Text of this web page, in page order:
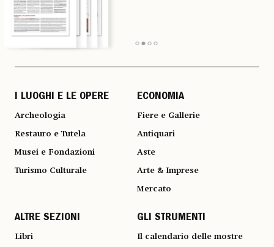
I LUOGHI E LE OPERE
Archeologia
Restauro e Tutela
Musei e Fondazioni
Turismo Culturale
ECONOMIA
Fiere e Gallerie
Antiquari
Aste
Arte & Imprese
Mercato
ALTRE SEZIONI
Libri
GLI STRUMENTI
Il calendario delle mostre